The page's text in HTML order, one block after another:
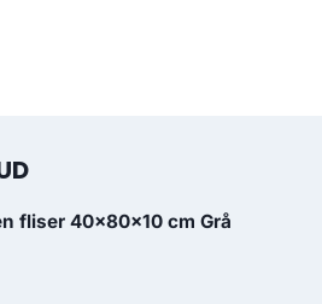
fliser 40x80x10 cm Grå